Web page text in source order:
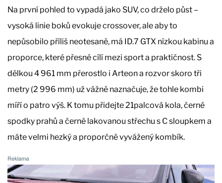
Na první pohled to vypadá jako SUV, co drželo půst –
vysoká linie boků evokuje crossover, ale aby to
nepůsobilo příliš neotesaně, má ID.7 GTX nízkou kabinu a
proporce, které přesně cílí mezi sport a praktičnost. S
délkou 4 961 mm přerostlo i Arteon a rozvor skoro tři
metry (2 996 mm) už vážně naznačuje, že tohle kombi
míří o patro výš. K tomu přidejte 21palcová kola, černé
spodky prahů a černě lakovanou střechu s C sloupkem a
máte velmi hezký a proporčně vyvážený kombík.